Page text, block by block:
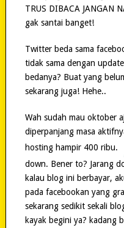
TRUS DIBACA JANGAN
gak santai banget!
Twitter beda sama
tidak sama dengan
bedanya? Buat yang
sekarang juga! Hehe..
Wah sudah mau oktober
diperpanjang masa
hosting hampir 400 ribu.
down. Bener to? Jarang
kalau blog ini berbayar,
pada facebookan yang
sekarang sedikit sekali
kayak begini ya? kadang